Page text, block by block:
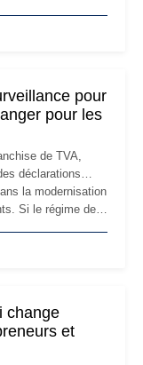
Le
pour
pour les
de TVA,
déclarations…
la modernisation
Si le régime de
environnement
change
et